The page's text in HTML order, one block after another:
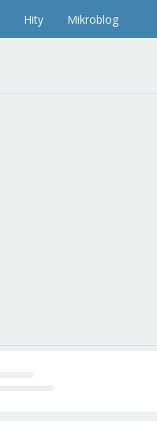
Hity Mikroblog